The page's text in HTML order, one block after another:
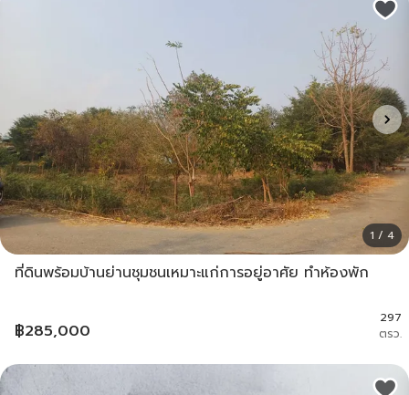
1 / 4
ที่ดินพร้อมบ้านย่านชุมชนเหมาะแก่การอยู่อาศัย ทำห้องพัก
฿285,000
297
ตรว.